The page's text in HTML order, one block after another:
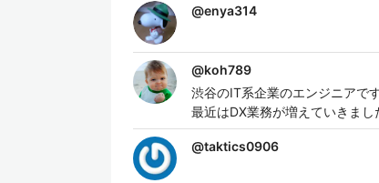
@enya314
@koh789
渋谷のIT系企業のエンジニアで
最近はDX業務が増えていきま
@taktics0906